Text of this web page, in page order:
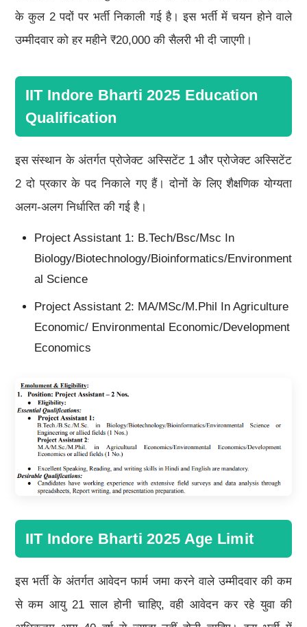
के कुल 2 पदों पर भर्ती निकाली गई है। इस भर्ती में चयन होने वाले
उम्मीदवार को हर महीने ₹20,000 की सैलरी भी दी जाएगी।
IIT Indore Bharti 2025 Education
Qualification
इस संस्थान के अंतर्गत प्रोजेक्ट अस्सिटेंट 1 और प्रोजेक्ट अस्सिटेंट
2 दो प्रकार के पद निकाले गए हैं। दोनों के लिए शैक्षणिक योग्यता
अलग-अलग निर्धारित की गई है।
Project Assistant 1: B.tech/Bsc/Msc In
Biology/Biotechnology/Bioinformatics/Environment
Al Science
Project Assistant 2: MA/MSc/M.Phil In Agriculture
Economic/ Environmental Economic/Development
Economics
IIT Indore Bharti 2025 Age Limit
इस भर्ती के अंतर्गत आवेदन फार्म जमा करने वाले उम्मीदवार की कम
से कम आयु 21 साल होनी चाहिए, वही आवेदन कर रहे युवा की